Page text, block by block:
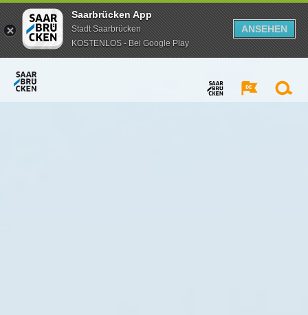
Saarbrücken App
Stadt Saarbrücken
KOSTENLOS - Bei Google Play
ANSEHEN